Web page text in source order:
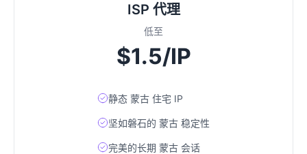
ISP 代理
低至
$1.5/IP
静态 蒙古 住宅 IP
坚如磐石的 蒙古 稳定性
完美的长期 蒙古 会话